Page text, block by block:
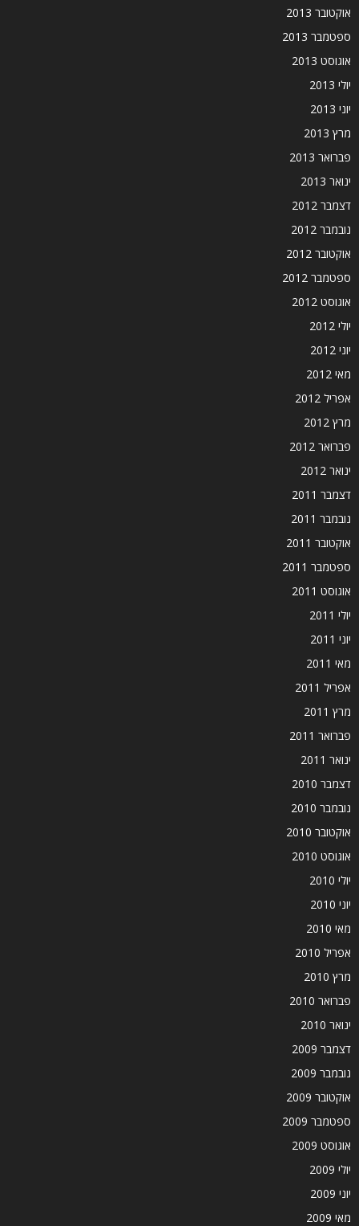
אוקטובר 2013
ספטמבר 2013
אוגוסט 2013
יולי 2013
יוני 2013
מרץ 2013
פברואר 2013
ינואר 2013
דצמבר 2012
נובמבר 2012
אוקטובר 2012
ספטמבר 2012
אוגוסט 2012
יולי 2012
יוני 2012
מאי 2012
אפריל 2012
מרץ 2012
פברואר 2012
ינואר 2012
דצמבר 2011
נובמבר 2011
אוקטובר 2011
ספטמבר 2011
אוגוסט 2011
יולי 2011
יוני 2011
מאי 2011
אפריל 2011
מרץ 2011
פברואר 2011
ינואר 2011
דצמבר 2010
נובמבר 2010
אוקטובר 2010
אוגוסט 2010
יולי 2010
יוני 2010
מאי 2010
אפריל 2010
מרץ 2010
פברואר 2010
ינואר 2010
דצמבר 2009
נובמבר 2009
אוקטובר 2009
ספטמבר 2009
אוגוסט 2009
יולי 2009
יוני 2009
מאי 2009